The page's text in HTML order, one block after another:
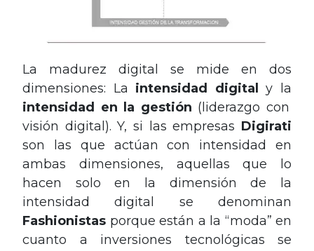
La madurez digital se mide en dos
dimensiones: La intensidad digital
y la
intensidad en la gestión (liderazgo con
visión digital). Y, si las empresas Digirati
son las que actúan con intensidad en
ambas dimensiones, aquellas que lo
hacen solo en la dimensión de la
intensidad digital se denominan
Fashionistas porque están a la “moda” en
cuanto a inversiones tecnológicas se